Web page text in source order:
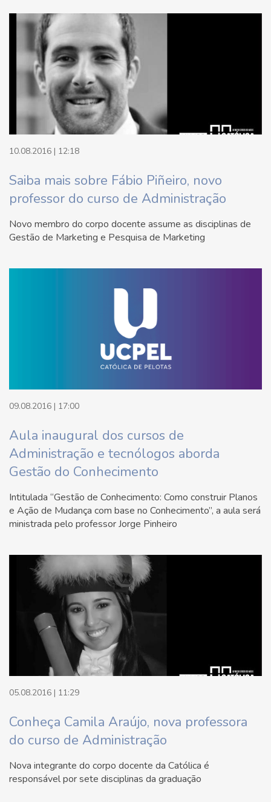
10.08.2016 | 12:18
Saiba mais sobre Fábio Piñeiro, novo
professor do curso de Administração
Novo membro do corpo docente assume as disciplinas de
Gestão de Marketing e Pesquisa de Marketing
09.08.2016 | 17:00
Aula inaugural dos cursos de
Administração e tecnólogos aborda
Gestão do Conhecimento
Intitulada “Gestão de Conhecimento: Como construir Planos
e Ação de Mudança com base no Conhecimento”, a aula será
ministrada pelo professor Jorge Pinheiro
05.08.2016 | 11:29
Conheça Camila Araújo, nova professora
do curso de Administração
Nova integrante do corpo docente da Católica é
responsável por sete disciplinas da graduação